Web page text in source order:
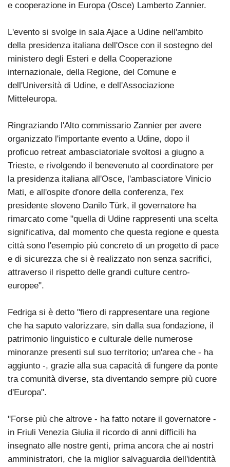
e cooperazione in Europa (Osce) Lamberto Zannier.
L'evento si svolge in sala Ajace a Udine nell'ambito
della presidenza italiana dell'Osce con il sostegno del
ministero degli Esteri e della Cooperazione
internazionale, della Regione, del Comune e
dell'Università di Udine, e dell'Associazione
Mitteleuropa.
Ringraziando l'Alto commissario Zannier per avere
organizzato l'importante evento a Udine, dopo il
proficuo retreat ambasciatoriale svoltosi a giugno a
Trieste, e rivolgendo il benevenuto al coordinatore per
la presidenza italiana all'Osce, l'ambasciatore Vinicio
Mati, e all'ospite d'onore della conferenza, l'ex
presidente sloveno Danilo Türk, il governatore ha
rimarcato come "quella di Udine rappresenti una scelta
significativa, dal momento che questa regione e questa
città sono l'esempio più concreto di un progetto di pace
e di sicurezza che si è realizzato non senza sacrifici,
attraverso il rispetto delle grandi culture centro-
europee".
Fedriga si è detto "fiero di rappresentare una regione
che ha saputo valorizzare, sin dalla sua fondazione, il
patrimonio linguistico e culturale delle numerose
minoranze presenti sul suo territorio; un'area che - ha
aggiunto -, grazie alla sua capacità di fungere da ponte
tra comunità diverse, sta diventando sempre più cuore
d'Europa".
"Forse più che altrove - ha fatto notare il governatore -
in Friuli Venezia Giulia il ricordo di anni difficili ha
insegnato alle nostre genti, prima ancora che ai nostri
amministratori, che la miglior salvaguardia dell'identità